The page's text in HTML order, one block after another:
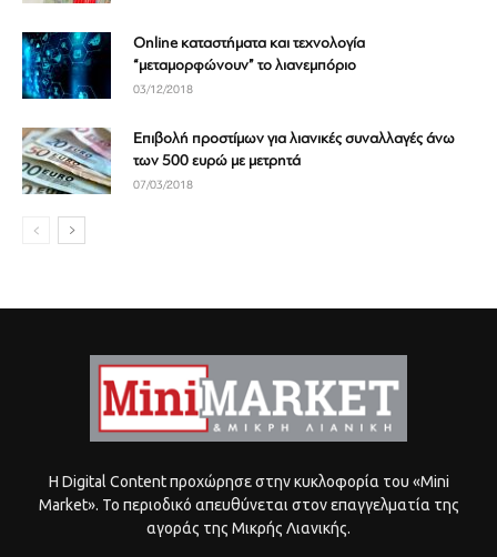
Online καταστήματα και τεχνολογία
“μεταμορφώνουν” το λιανεμπόριο
03/12/2018
Επιβολή προστίμων για λιανικές συναλλαγές άνω
των 500 ευρώ με μετρητά
07/03/2018
Η Digital Content προχώρησε στην κυκλοφορία του «Mini
Market». Το περιοδικό απευθύνεται στον επαγγελματία της
αγοράς της Μικρής Λιανικής.